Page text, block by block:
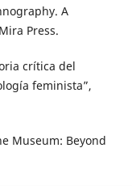
A
Press.
crítica del
feminista”,
Museum: Beyond